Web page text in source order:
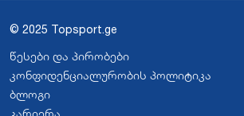
© 2025 Topsport.ge
წესები და პირობები
კონფიდენციალურობის პოლიტიკა
ბლოგი